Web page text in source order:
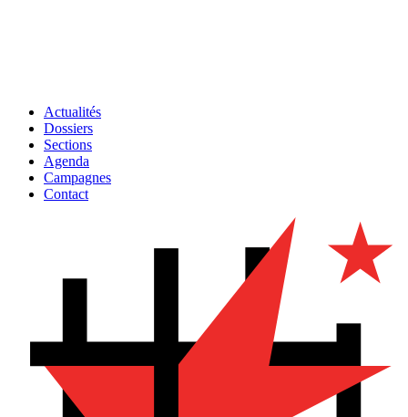
Actualités
Dossiers
Sections
Agenda
Campagnes
Contact